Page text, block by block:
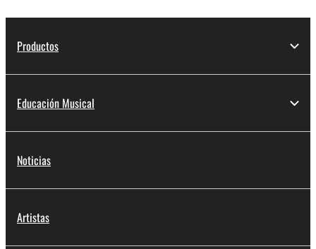
Productos
Educación Musical
Noticias
Artistas